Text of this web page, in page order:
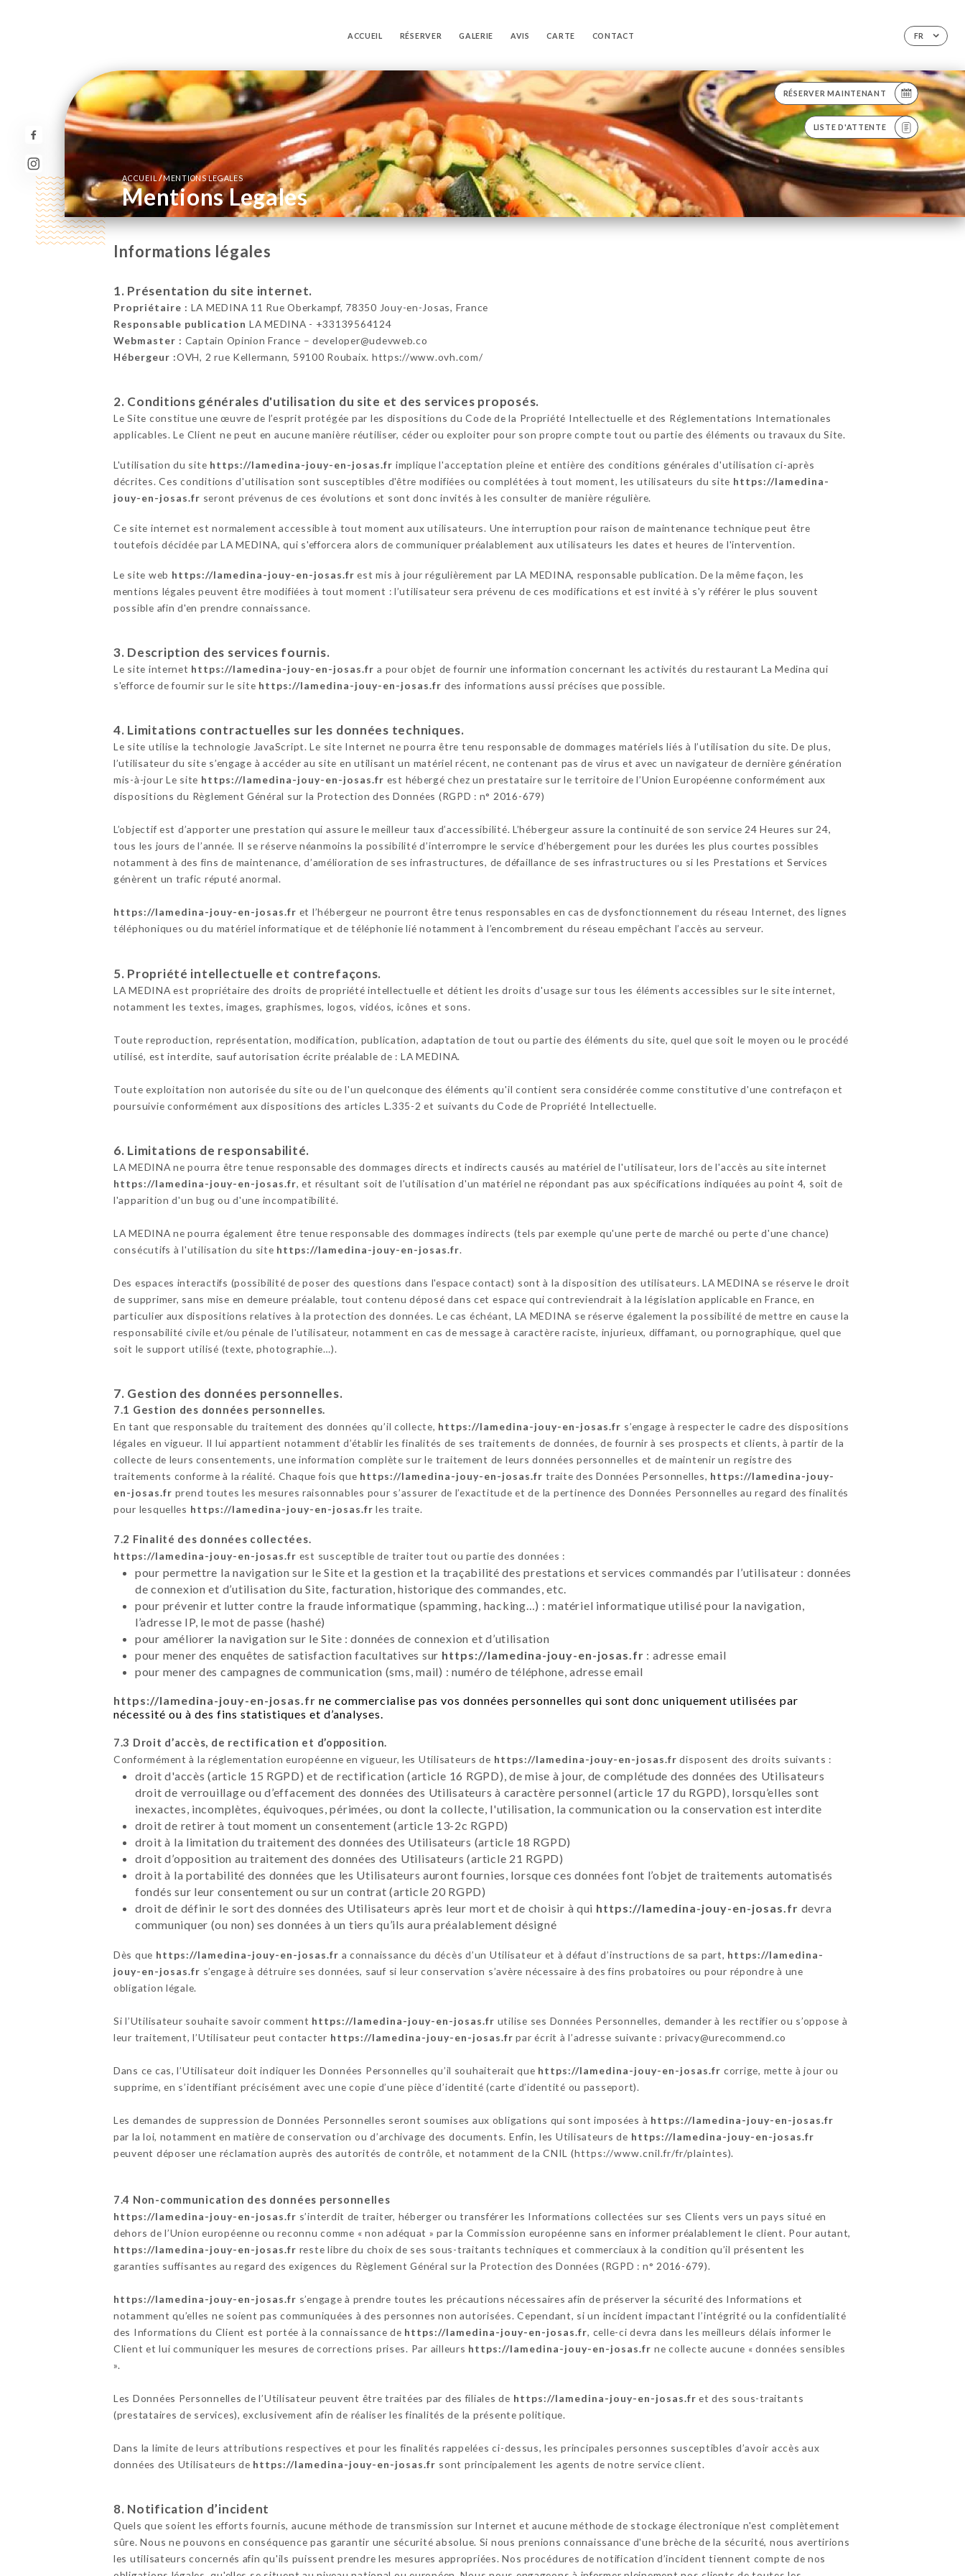
FR
ACCUEIL RÉSERVER GALERIE AVIS CARTE CONTACT
RÉSERVER MAINTENANT
LISTE D'ATTENTE
ACCUEIL/ MENTIONS LEGALES
Mentions Legales
Informations légales
1. Présentation du site internet.
Propriétaire : LA MEDINA 11 Rue Oberkampf, 78350 Jouy-en-Josas, France
Responsable publication LA MEDINA - +33139564124
Webmaster : Captain Opinion France – developer@udevweb.co
Hébergeur :OVH, 2 rue Kellermann, 59100 Roubaix. https://www.ovh.com/
2. Conditions générales d'utilisation du site et des services proposés.
Le Site constitue une œuvre de l’esprit protégée par les dispositions du Code de la Propriété Intellectuelle et des Réglementations Internationales
applicables. Le Client ne peut en aucune manière réutiliser, céder ou exploiter pour son propre compte tout ou partie des éléments ou travaux du Site.
L'utilisation du site https://lamedina-jouy-en-josas.fr implique l'acceptation pleine et entière des conditions générales d'utilisation ci-après
décrites. Ces conditions d'utilisation sont susceptibles d'être modifiées ou complétées à tout moment, les utilisateurs du site https://lamedina-
jouy-en-josas.fr seront prévenus de ces évolutions et sont donc invités à les consulter de manière régulière.
Ce site internet est normalement accessible à tout moment aux utilisateurs. Une interruption pour raison de maintenance technique peut être
toutefois décidée par LA MEDINA, qui s'efforcera alors de communiquer préalablement aux utilisateurs les dates et heures de l'intervention.
Le site web https://lamedina-jouy-en-josas.fr est mis à jour régulièrement par LA MEDINA, responsable publication. De la même façon, les
mentions légales peuvent être modifiées à tout moment : l’utilisateur sera prévenu de ces modifications et est invité à s'y référer le plus souvent
possible afin d'en prendre connaissance.
3. Description des services fournis.
Le site internet https://lamedina-jouy-en-josas.fr a pour objet de fournir une information concernant les activités du restaurant La Medina qui
s'efforce de fournir sur le site https://lamedina-jouy-en-josas.fr des informations aussi précises que possible.
4. Limitations contractuelles sur les données techniques.
Le site utilise la technologie JavaScript. Le site Internet ne pourra être tenu responsable de dommages matériels liés à l’utilisation du site. De plus,
l’utilisateur du site s’engage à accéder au site en utilisant un matériel récent, ne contenant pas de virus et avec un navigateur de dernière génération
mis-à-jour Le site https://lamedina-jouy-en-josas.fr est hébergé chez un prestataire sur le territoire de l’Union Européenne conformément aux
dispositions du Règlement Général sur la Protection des Données (RGPD : n° 2016-679)
L’objectif est d’apporter une prestation qui assure le meilleur taux d’accessibilité. L’hébergeur assure la continuité de son service 24 Heures sur 24,
tous les jours de l’année. Il se réserve néanmoins la possibilité d’interrompre le service d’hébergement pour les durées les plus courtes possibles
notamment à des fins de maintenance, d’amélioration de ses infrastructures, de défaillance de ses infrastructures ou si les Prestations et Services
génèrent un trafic réputé anormal.
https://lamedina-jouy-en-josas.fr et l’hébergeur ne pourront être tenus responsables en cas de dysfonctionnement du réseau Internet, des lignes
téléphoniques ou du matériel informatique et de téléphonie lié notamment à l’encombrement du réseau empêchant l’accès au serveur.
5. Propriété intellectuelle et contrefaçons.
LA MEDINA est propriétaire des droits de propriété intellectuelle et détient les droits d'usage sur tous les éléments accessibles sur le site internet,
notamment les textes, images, graphismes, logos, vidéos, icônes et sons.
Toute reproduction, représentation, modification, publication, adaptation de tout ou partie des éléments du site, quel que soit le moyen ou le procédé
utilisé, est interdite, sauf autorisation écrite préalable de : LA MEDINA.
Toute exploitation non autorisée du site ou de l'un quelconque des éléments qu'il contient sera considérée comme constitutive d'une contrefaçon et
poursuivie conformément aux dispositions des articles L.335-2 et suivants du Code de Propriété Intellectuelle.
6. Limitations de responsabilité.
LA MEDINA ne pourra être tenue responsable des dommages directs et indirects causés au matériel de l'utilisateur, lors de l'accès au site internet
https://lamedina-jouy-en-josas.fr, et résultant soit de l'utilisation d'un matériel ne répondant pas aux spécifications indiquées au point 4, soit de
l'apparition d'un bug ou d'une incompatibilité.
LA MEDINA ne pourra également être tenue responsable des dommages indirects (tels par exemple qu'une perte de marché ou perte d'une chance)
consécutifs à l'utilisation du site https://lamedina-jouy-en-josas.fr.
Des espaces interactifs (possibilité de poser des questions dans l'espace contact) sont à la disposition des utilisateurs. LA MEDINA se réserve le droit
de supprimer, sans mise en demeure préalable, tout contenu déposé dans cet espace qui contreviendrait à la législation applicable en France, en
particulier aux dispositions relatives à la protection des données. Le cas échéant, LA MEDINA se réserve également la possibilité de mettre en cause la
responsabilité civile et/ou pénale de l'utilisateur, notamment en cas de message à caractère raciste, injurieux, diffamant, ou pornographique, quel que
soit le support utilisé (texte, photographie…).
7. Gestion des données personnelles.
7.1 Gestion des données personnelles.
En tant que responsable du traitement des données qu’il collecte, https://lamedina-jouy-en-josas.fr s’engage à respecter le cadre des dispositions
légales en vigueur. Il lui appartient notamment d’établir les finalités de ses traitements de données, de fournir à ses prospects et clients, à partir de la
collecte de leurs consentements, une information complète sur le traitement de leurs données personnelles et de maintenir un registre des
traitements conforme à la réalité. Chaque fois que https://lamedina-jouy-en-josas.fr traite des Données Personnelles, https://lamedina-jouy-
en-josas.fr prend toutes les mesures raisonnables pour s’assurer de l’exactitude et de la pertinence des Données Personnelles au regard des finalités
pour lesquelles https://lamedina-jouy-en-josas.fr les traite.
7.2 Finalité des données collectées.
https://lamedina-jouy-en-josas.fr est susceptible de traiter tout ou partie des données :
pour permettre la navigation sur le Site et la gestion et la traçabilité des prestations et services commandés par l’utilisateur : données
de connexion et d’utilisation du Site, facturation, historique des commandes, etc.
pour prévenir et lutter contre la fraude informatique (spamming, hacking…) : matériel informatique utilisé pour la navigation,
l’adresse IP, le mot de passe (hashé)
pour améliorer la navigation sur le Site : données de connexion et d’utilisation
pour mener des enquêtes de satisfaction facultatives sur https://lamedina-jouy-en-josas.fr : adresse email
pour mener des campagnes de communication (sms, mail) : numéro de téléphone, adresse email
https://lamedina-jouy-en-josas.fr ne commercialise pas vos données personnelles qui sont donc uniquement utilisées par
nécessité ou à des fins statistiques et d’analyses.
7.3 Droit d’accès, de rectification et d’opposition.
Conformément à la réglementation européenne en vigueur, les Utilisateurs de https://lamedina-jouy-en-josas.fr disposent des droits suivants :
droit d'accès (article 15 RGPD) et de rectification (article 16 RGPD), de mise à jour, de complétude des données des Utilisateurs
droit de verrouillage ou d’effacement des données des Utilisateurs à caractère personnel (article 17 du RGPD), lorsqu’elles sont
inexactes, incomplètes, équivoques, périmées, ou dont la collecte, l'utilisation, la communication ou la conservation est interdite
droit de retirer à tout moment un consentement (article 13-2c RGPD)
droit à la limitation du traitement des données des Utilisateurs (article 18 RGPD)
droit d’opposition au traitement des données des Utilisateurs (article 21 RGPD)
droit à la portabilité des données que les Utilisateurs auront fournies, lorsque ces données font l’objet de traitements automatisés
fondés sur leur consentement ou sur un contrat (article 20 RGPD)
droit de définir le sort des données des Utilisateurs après leur mort et de choisir à qui https://lamedina-jouy-en-josas.fr devra
communiquer (ou non) ses données à un tiers qu’ils aura préalablement désigné
Dès que https://lamedina-jouy-en-josas.fr a connaissance du décès d’un Utilisateur et à défaut d’instructions de sa part, https://lamedina-
jouy-en-josas.fr s’engage à détruire ses données, sauf si leur conservation s’avère nécessaire à des fins probatoires ou pour répondre à une
obligation légale.
Si l’Utilisateur souhaite savoir comment https://lamedina-jouy-en-josas.fr utilise ses Données Personnelles, demander à les rectifier ou s’oppose à
leur traitement, l’Utilisateur peut contacter https://lamedina-jouy-en-josas.fr par écrit à l’adresse suivante : privacy@urecommend.co
Dans ce cas, l’Utilisateur doit indiquer les Données Personnelles qu’il souhaiterait que https://lamedina-jouy-en-josas.fr corrige, mette à jour ou
supprime, en s’identifiant précisément avec une copie d’une pièce d’identité (carte d’identité ou passeport).
Les demandes de suppression de Données Personnelles seront soumises aux obligations qui sont imposées à https://lamedina-jouy-en-josas.fr
par la loi, notamment en matière de conservation ou d’archivage des documents. Enfin, les Utilisateurs de https://lamedina-jouy-en-josas.fr
peuvent déposer une réclamation auprès des autorités de contrôle, et notamment de la CNIL (https://www.cnil.fr/fr/plaintes).
7.4 Non-communication des données personnelles
https://lamedina-jouy-en-josas.fr s’interdit de traiter, héberger ou transférer les Informations collectées sur ses Clients vers un pays situé en
dehors de l’Union européenne ou reconnu comme « non adéquat » par la Commission européenne sans en informer préalablement le client. Pour autant,
https://lamedina-jouy-en-josas.fr reste libre du choix de ses sous-traitants techniques et commerciaux à la condition qu’il présentent les
garanties suffisantes au regard des exigences du Règlement Général sur la Protection des Données (RGPD : n° 2016-679).
https://lamedina-jouy-en-josas.fr s’engage à prendre toutes les précautions nécessaires afin de préserver la sécurité des Informations et
notamment qu’elles ne soient pas communiquées à des personnes non autorisées. Cependant, si un incident impactant l’intégrité ou la confidentialité
des Informations du Client est portée à la connaissance de https://lamedina-jouy-en-josas.fr, celle-ci devra dans les meilleurs délais informer le
Client et lui communiquer les mesures de corrections prises. Par ailleurs https://lamedina-jouy-en-josas.fr ne collecte aucune « données sensibles
».
Les Données Personnelles de l’Utilisateur peuvent être traitées par des filiales de https://lamedina-jouy-en-josas.fr et des sous-traitants
(prestataires de services), exclusivement afin de réaliser les finalités de la présente politique.
Dans la limite de leurs attributions respectives et pour les finalités rappelées ci-dessus, les principales personnes susceptibles d’avoir accès aux
données des Utilisateurs de https://lamedina-jouy-en-josas.fr sont principalement les agents de notre service client.
8. Notification d’incident
Quels que soient les efforts fournis, aucune méthode de transmission sur Internet et aucune méthode de stockage électronique n'est complètement
sûre. Nous ne pouvons en conséquence pas garantir une sécurité absolue. Si nous prenions connaissance d'une brèche de la sécurité, nous avertirions
les utilisateurs concernés afin qu'ils puissent prendre les mesures appropriées. Nos procédures de notification d’incident tiennent compte de nos